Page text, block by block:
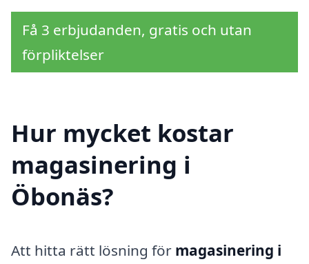
Få 3 erbjudanden, gratis och utan
förpliktelser
Hur mycket kostar
magasinering i
Öbonäs?
Att hitta rätt lösning för magasinering i